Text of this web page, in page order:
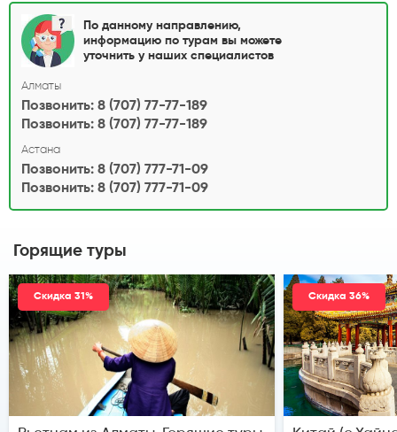
По данному направлению,
информацию по турам вы можете
уточнить у наших специалистов
Алматы
Позвонить: 8 (707) 77-77-189
Позвонить: 8 (707) 77-77-189
Астана
Позвонить: 8 (707) 777-71-09
Позвонить: 8 (707) 777-71-09
Горящие туры
Скидка 31% Скидка 36%